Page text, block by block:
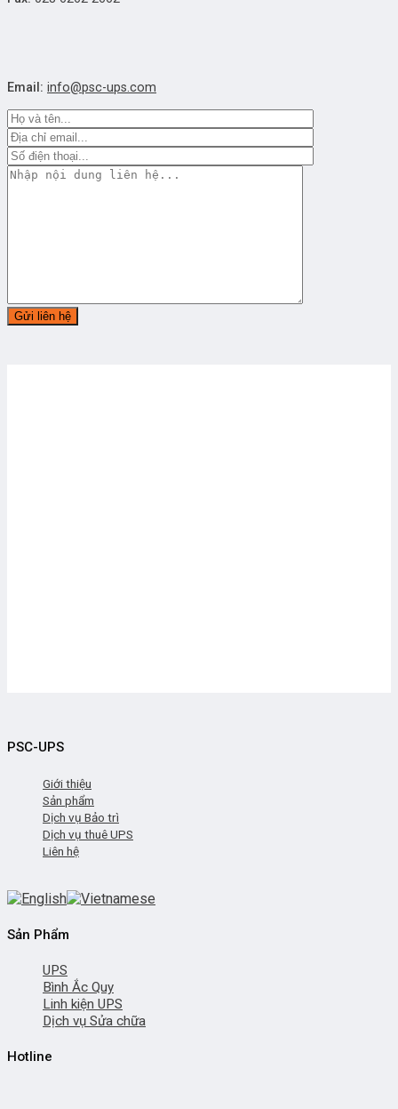
Email: info@psc-ups.com
PSC-UPS
Giới thiệu
Sản phẩm
Dịch vụ Bảo trì
Dịch vụ thuê UPS
Liên hệ
Sản Phẩm
UPS
Bình Ắc Quy
Linh kiện UPS
Dịch vụ Sửa chữa
Hotline